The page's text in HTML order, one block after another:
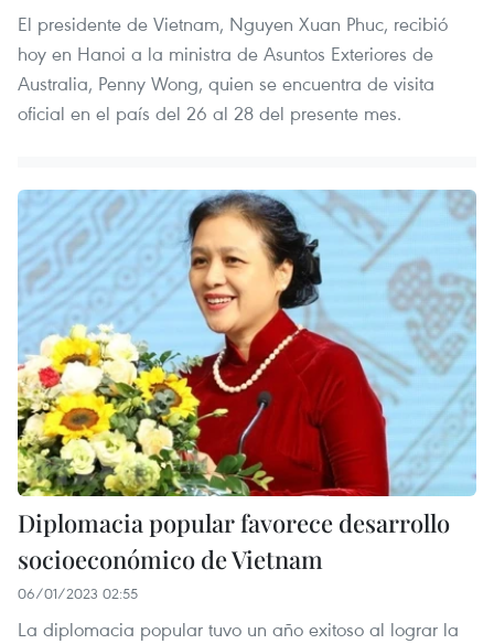
El presidente de Vietnam, Nguyen Xuan Phuc, recibió
hoy en Hanoi a la ministra de Asuntos Exteriores de
Australia, Penny Wong, quien se encuentra de visita
oficial en el país del 26 al 28 del presente mes.
Diplomacia popular favorece desarrollo
socioeconómico de Vietnam
06/01/2023 02:55
La diplomacia popular tuvo un año exitoso al lograr la